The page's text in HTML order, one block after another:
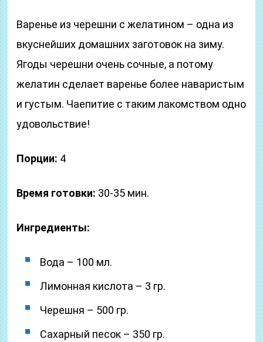
Варенье из черешни с желатином – одна из
вкуснейших домашних заготовок на зиму.
Ягоды черешни очень сочные, а потому
желатин сделает варенье более наваристым
и густым. Чаепитие с таким лакомством одно
удовольствие!
Порции: 4
Время готовки: 30-35 мин.
Ингредиенты:
Вода – 100 мл.
Лимонная кислота – 3 гр.
Черешня – 500 гр.
Сахарный песок – 350 гр.